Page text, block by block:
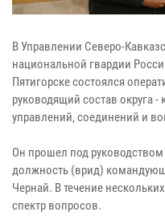
В Управлении Северо-
национальной гвардии
Пятигорске состоялся
руководящий состав округа
управлений, соединений и
Он прошел под
должность (врид)
Чернай. В течение
спектр вопросов.